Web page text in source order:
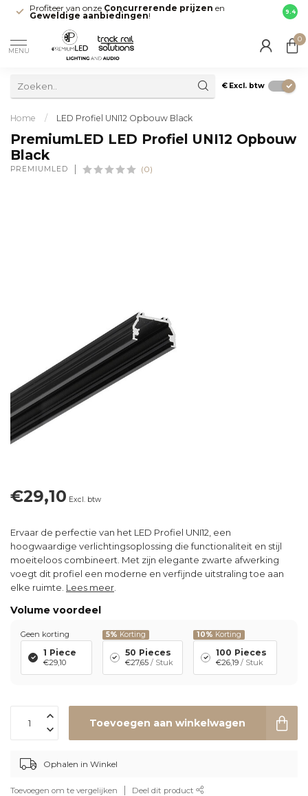
Profiteer van onze Concurrerende prijzen en
Geweldige aanbiedingen! direct
9.4
MENU
0
€ Excl. btw
Home / LED Profiel UNI12 Opbouw Black
PremiumLED LED Profiel UNI12 Opbouw
Black
PREMIUMLED (0)
€29,10 Excl. btw
Ervaar de perfectie van het LED Profiel UNI12, een
hoogwaardige verlichtingsoplossing die functionaliteit en stijl
moeiteloos combineert. Met zijn elegante zwarte afwerking
voegt dit profiel een moderne en verfijnde uitstraling toe aan
elke ruimte. Lees meer
Volume voordeel
Geen korting
1 Piece
€29,10
5% Korting
50 Pieces
€27,65 / Stuk
10% Korting
100 Pieces
€26,19 / Stuk
Toevoegen aan winkelwagen
Ophalen in Winkel
Toevoegen om te vergelijken Deel dit product